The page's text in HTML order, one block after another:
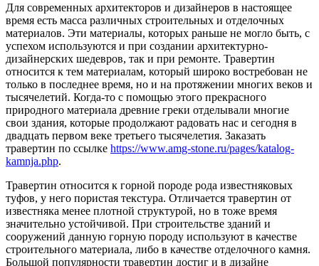
Для современных архитекторов и дизайнеров в настоящее
время есть масса различных строительных и отделочных
материалов. Эти материалы, которых раньше не могло быть, с
успехом используются и при создании архитектурно-
дизайнерских шедевров, так и при ремонте. Травертин
относится к тем материалам, который широко востребован не
только в последнее время, но и на протяжении многих веков и
тысячелетий. Когда-то с помощью этого прекрасного
природного материала древние греки отделывали многие
свои здания, которые продолжают радовать нас и сегодня в
двадцать первом веке третьего тысячелетия. Заказать
травертин по ссылке https://www.amg-stone.ru/pages/katalog-
kamnja.php.
Травертин относится к горной породе рода известняковых
туфов, у него пористая текстура. Отличается травертин от
известняка менее плотной структурой, но в тоже время
значительно устойчивой. При строительстве зданий и
сооружений данную горную породу используют в качестве
строительного материала, либо в качестве отделочного камня.
Большой популярности травертин достиг и в дизайне